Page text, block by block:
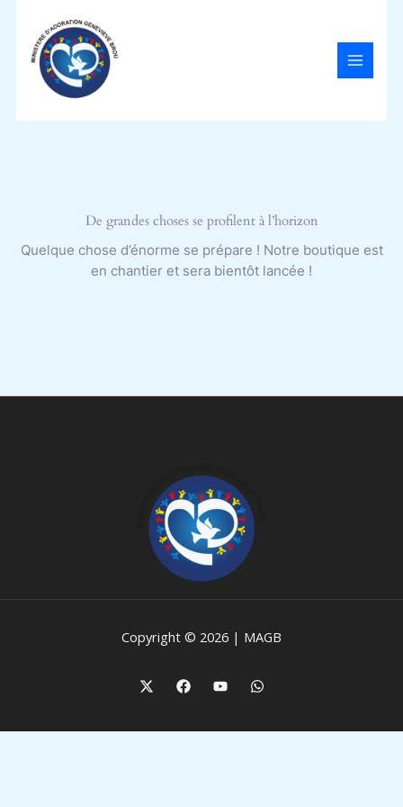
contenu
De grandes choses se profilent à l’horizon
Quelque chose d’énorme se prépare ! Notre boutique est
en chantier et sera bientôt lancée !
Copyright © 2026 | MAGB